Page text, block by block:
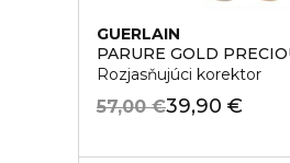
GUERLAIN
PARURE GOLD
Rozjasňujúci korektor
39,90 €
57,00 €